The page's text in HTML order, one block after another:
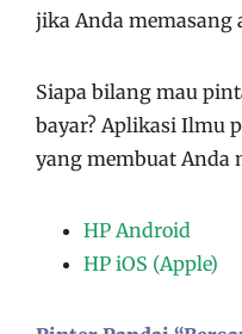
jika Anda memasang
Siapa bilang mau
bayar? Aplikasi Ilmu
yang membuat Anda
HP Android
HP iOS (Apple)